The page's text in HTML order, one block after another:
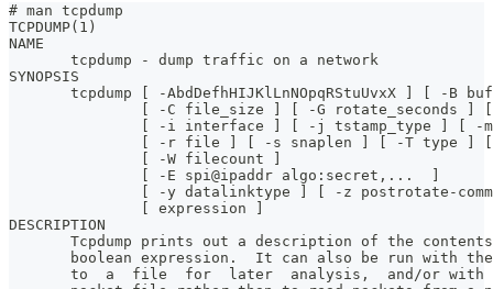
# man tcpdump
TCPDUMP(1)
NAME
       tcpdump - dump traffic on a network
SYNOPSIS
tcpdump [ -AbdDefhHIJKlLnNOpqRStuUvxX ] [ -B
[ -C file_size ] [ -G rotate_seconds ]
[ -i interface ] [ -j tstamp_type ] [ -
[ -r file ] [ -s snaplen ] [ -T type ]
               [ -W filecount ]
               [ -E spi@ipaddr algo:secret,...  ]
[ -y datalinktype ] [ -z postrotate-
               [ expression ]
DESCRIPTION
Tcpdump prints out a description of the
boolean expression.  It can also be run with
to  a  file  for  later  analysis,  and/or